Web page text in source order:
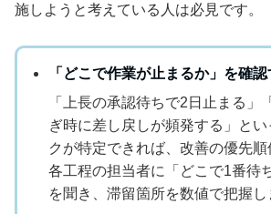
施しようと考えている人は必見です。
「どこで作業が止まるか」を確認
「上長の承認待ちで2日止まる」
ぎ時に差し戻しが頻発する」と
クが特定できれば、改善の優先順
各工程の担当者に「どこで1番待
を聞き、滞留箇所を数値で把握し